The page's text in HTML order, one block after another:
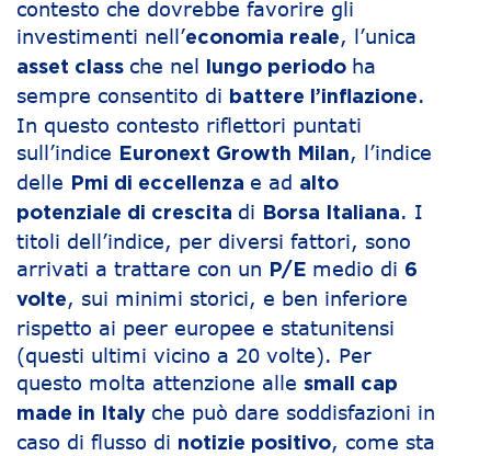
contesto che dovrebbe favorire gli
investimenti nell’economia reale, l’unica
asset class che nel lungo periodo ha
sempre consentito di battere l’inflazione.
In questo contesto riflettori puntati
sull’indice
Euronext Growth Milan, l’indice
delle
Pmi di eccellenza e ad alto
potenziale di crescita di Borsa Italiana. I
titoli dell’indice, per diversi fattori, sono
arrivati a trattare con un
P/E medio di 6
volte, sui minimi storici, e ben inferiore
rispetto ai peer europee e statunitensi
(questi ultimi vicino a 20 volte). Per
questo molta attenzione alle small cap
made in Italy che può dare soddisfazioni in
caso di flusso di notizie positivo, come sta